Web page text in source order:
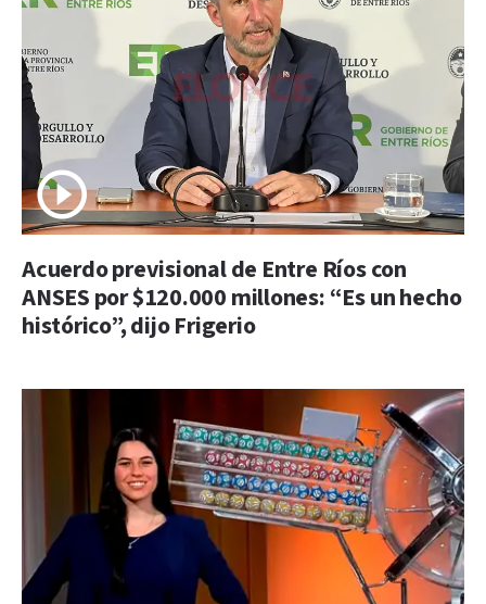
Acuerdo previsional de Entre Ríos con
ANSES por $120.000 millones: “Es un hecho
histórico”, dijo Frigerio